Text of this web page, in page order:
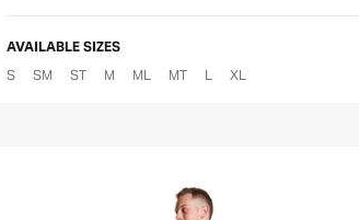
AVAILABLE SIZES
S
SM ST M ML MT L XL